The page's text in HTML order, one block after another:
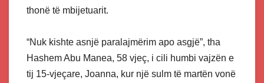
thonë të mbijetuarit.
“Nuk kishte asnjë paralajmërim apo asgjë”, tha
Hashem Abu Manea, 58 vjeç, i cili humbi vajzën e
tij 15-vjeçare, Joanna, kur një sulm të martën vonë